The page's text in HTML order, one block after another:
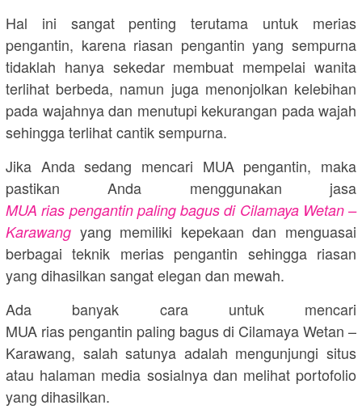
Hal ini sangat penting terutama untuk merias
pengantin, karena riasan pengantin yang sempurna
tidaklah hanya sekedar membuat mempelai wanita
terlihat berbeda, namun juga menonjolkan kelebihan
pada wajahnya dan menutupi kekurangan pada wajah
sehingga terlihat cantik sempurna.
Jika Anda sedang mencari MUA pengantin, maka
pastikan Anda menggunakan jasa
MUA rias pengantin paling bagus di Cilamaya Wetan –
Karawang yang memiliki kepekaan dan menguasai
berbagai teknik merias pengantin sehingga riasan
yang dihasilkan sangat elegan dan mewah.
Ada banyak cara untuk mencari
MUA rias pengantin paling bagus di Cilamaya Wetan –
Karawang, salah satunya adalah mengunjungi situs
atau halaman media sosialnya dan melihat portofolio
yang dihasilkan.